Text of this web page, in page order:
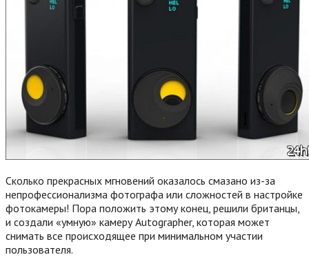
Сколько прекрасных мгновений оказалось смазано из-за
непрофессионализма фотографа или сложностей в настройке
фотокамеры! Пора положить этому конец, решили британцы,
и создали «умную» камеру Autographer, которая может
снимать все происходящее при минимальном участии
пользователя.